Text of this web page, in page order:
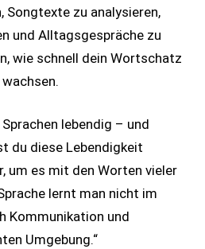
Songtexte zu analysieren,
und Alltagsgespräche zu
wie schnell dein Wortschatz
lebendig – und
du diese Lebendigkeit
um es mit den Worten vieler
lernt man nicht im
Kommunikation und
Umgebung.“